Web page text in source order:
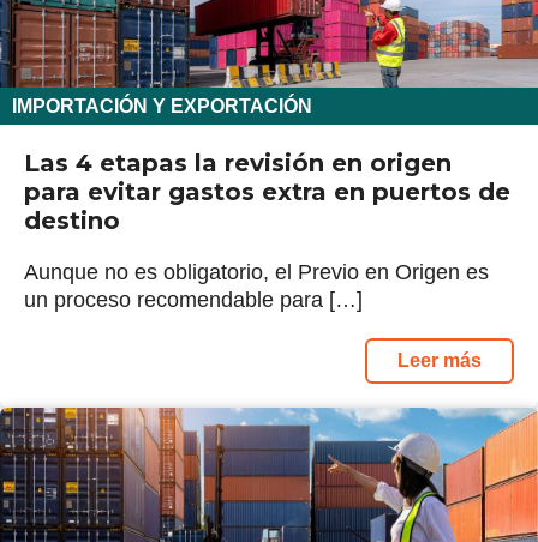
IMPORTACIÓN Y EXPORTACIÓN
Las 4 etapas la revisión en origen
para evitar gastos extra en puertos de
destino
Aunque no es obligatorio, el Previo en Origen es
un proceso recomendable para […]
Leer más